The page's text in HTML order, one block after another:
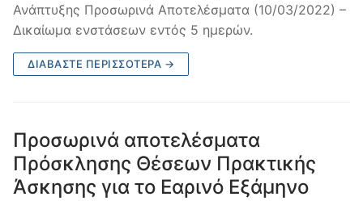
Ανάπτυξης Προσωρινά Αποτελέσματα (10/03/2022) –
Δικαίωμα ενστάσεων εντός 5 ημερών.
ΔΙΑΒΆΣΤΕ ΠΕΡΙΣΣΌΤΕΡΑ →
Προσωρινά αποτελέσματα
Πρόσκλησης Θέσεων Πρακτικής
Άσκησης για το Εαρινό Εξάμηνο